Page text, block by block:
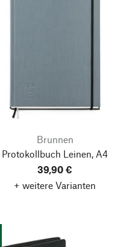
Brunnen
Protokollbuch Leinen, A4
39,90 €
+ weitere Varianten